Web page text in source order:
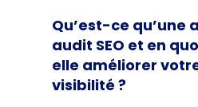
Qu’est-ce qu’une
audit SEO et en
elle améliorer
visibilité ?